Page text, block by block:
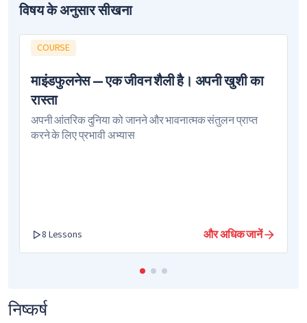
विषय के अनुसार सीखना
COURSE
माइंडफुलनेस — एक जीवन शैली है। अपनी खुशी का
रास्ता
अपनी आंतरिक दुनिया को जानने और भावनात्मक संतुलन प्राप्त
करने के लिए प्रभावी अभ्यास
8 Lessons और अधिक जानें
निष्कर्ष